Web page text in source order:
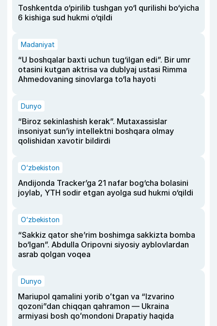
Toshkentda o‘pirilib tushgan yo‘l qurilishi bo‘yicha
6 kishiga sud hukmi o‘qildi
Madaniyat
“U boshqalar baxti uchun tug‘ilgan edi”. Bir umr
otasini kutgan aktrisa va dublyaj ustasi Rimma
Ahmedovaning sinovlarga to‘la hayoti
Dunyo
“Biroz sekinlashish kerak”. Mutaxassislar
insoniyat sun’iy intellektni boshqara olmay
qolishidan xavotir bildirdi
O‘zbekiston
Andijonda Tracker’ga 21 nafar bog‘cha bolasini
joylab, YTH sodir etgan ayolga sud hukmi o‘qildi
O‘zbekiston
“Sakkiz qator she’rim boshimga sakkizta bomba
bo‘lgan”. Abdulla Oripovni siyosiy ayblovlardan
asrab qolgan voqea
Dunyo
Mariupol qamalini yorib oʻtgan va “Izvarino
qozoni”dan chiqqan qahramon — Ukraina
armiyasi bosh qoʻmondoni Drapatiy haqida